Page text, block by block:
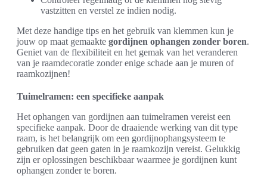
vastzitten en verstel ze indien nodig.
Met deze handige tips en het gebruik van klemmen kun je
jouw op maat gemaakte gordijnen ophangen zonder boren.
Geniet van de flexibiliteit en het gemak van het veranderen
van je raamdecoratie zonder enige schade aan je muren of
raamkozijnen!
Tuimelramen: een specifieke aanpak
Het ophangen van gordijnen aan tuimelramen vereist een
specifieke aanpak. Door de draaiende werking van dit type
raam, is het belangrijk om een gordijnophangsysteem te
gebruiken dat geen gaten in je raamkozijn vereist. Gelukkig
zijn er oplossingen beschikbaar waarmee je gordijnen kunt
ophangen zonder te boren.